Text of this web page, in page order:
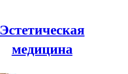
Эстетическая
медицина